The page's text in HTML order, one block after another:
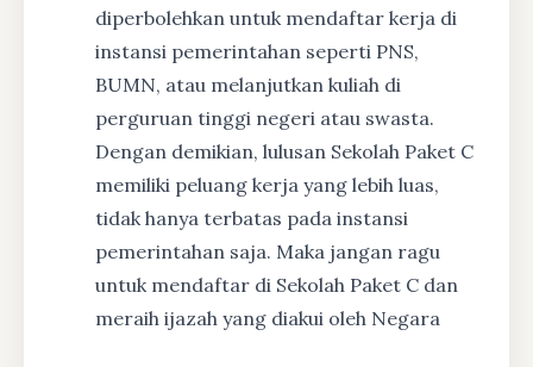
diperbolehkan untuk mendaftar kerja di
instansi pemerintahan seperti PNS,
BUMN, atau melanjutkan kuliah di
perguruan tinggi negeri atau swasta.
Dengan demikian, lulusan Sekolah Paket C
memiliki peluang kerja yang lebih luas,
tidak hanya terbatas pada instansi
pemerintahan saja. Maka jangan ragu
untuk mendaftar di Sekolah Paket C dan
meraih ijazah yang diakui oleh Negara